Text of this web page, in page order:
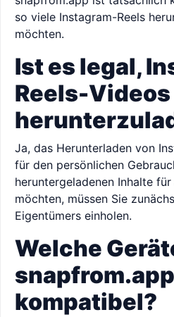
so viele Instagram-Reels
möchten.
Ist es legal,
Reels-Videos
Ja, das Herunterladen von
für den persönlichen
heruntergeladenen Inhalte
möchten, müssen Sie
Eigentümers einholen.
Welche
snapfrom.app
kompatibel?